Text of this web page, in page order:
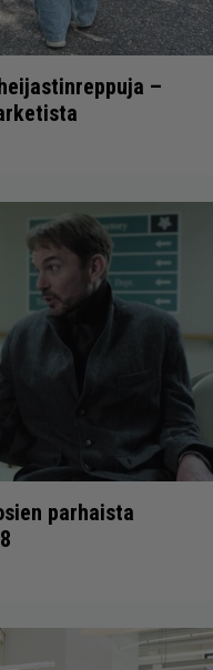
–
parhaista